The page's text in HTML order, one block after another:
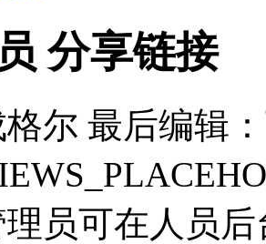
分享链接
尔 最后编辑
员可在人员